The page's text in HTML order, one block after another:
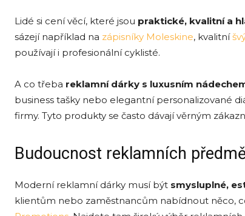
Lidé si cení věcí, které jsou praktické, kvalitní a
sázejí například na zápisníky Moleskine, kvalitní
používají i profesionální cyklisté.
A co třeba reklamní dárky s luxusním
business tašky nebo elegantní personalizované
firmy. Tyto produkty se často dávají věrným
Budoucnost reklamních
Moderní reklamní dárky musí být smysluplné,
klientům nebo zaměstnancům nabídnout něco,